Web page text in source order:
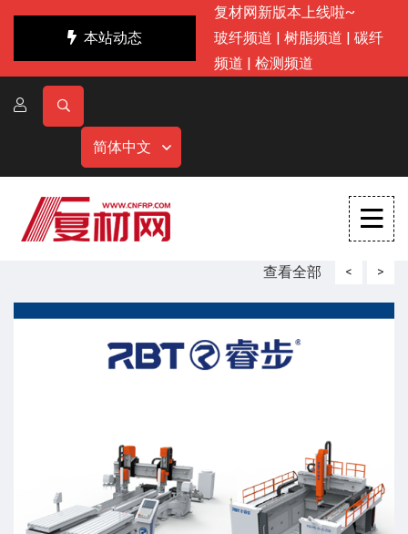
本站动态
复材网新版本上线啦~
玻纤频道 | 树脂频道 | 碳纤
频道 | 检测频道
简体中文
查看全部 < >